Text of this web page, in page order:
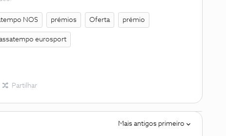
NOS prémios Oferta prémio
eurosport
Partilhar
Mais antigos primeiro